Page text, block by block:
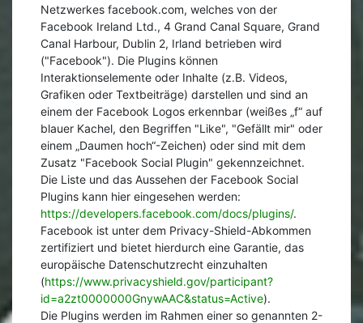
Netzwerkes facebook.com, welches von der
Facebook Ireland Ltd., 4 Grand Canal Square, Grand
Canal Harbour, Dublin 2, Irland betrieben wird
("Facebook"). Die Plugins können
Interaktionselemente oder Inhalte (z.B. Videos,
Grafiken oder Textbeiträge) darstellen und sind an
einem der Facebook Logos erkennbar (weißes „f“ auf
blauer Kachel, den Begriffen "Like", "Gefällt mir" oder
einem „Daumen hoch“-Zeichen) oder sind mit dem
Zusatz "Facebook Social Plugin" gekennzeichnet.
Die Liste und das Aussehen der Facebook Social
Plugins kann hier eingesehen werden:
https://developers.facebook.com/docs/plugins/.
Facebook ist unter dem Privacy-Shield-Abkommen
zertifiziert und bietet hierdurch eine Garantie, das
europäische Datenschutzrecht einzuhalten
(https://www.privacyshield.gov/participant?
id=a2zt0000000GnywAAC&status=Active).
Die Plugins werden im Rahmen einer so genannten 2-